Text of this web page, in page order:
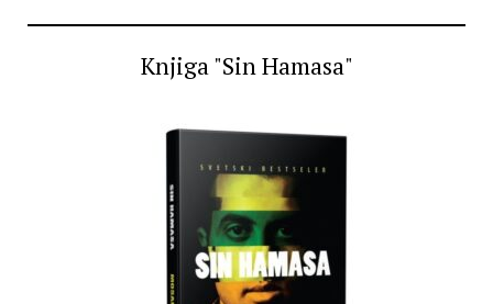
Knjiga "Sin Hamasa"